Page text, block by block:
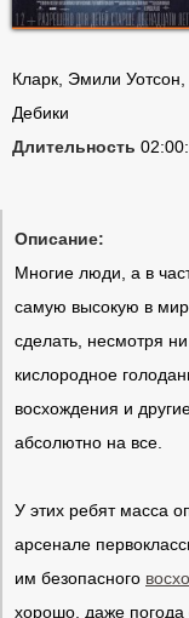
Кларк, Эмили
Дебики
Длительность
Описание:
Многие люди, а в
самую высокую в
сделать, несмотря
кислородное
восхождения и
абсолютно на все.
У этих ребят масса
арсенале
им безопасного
хорошо, даже погода